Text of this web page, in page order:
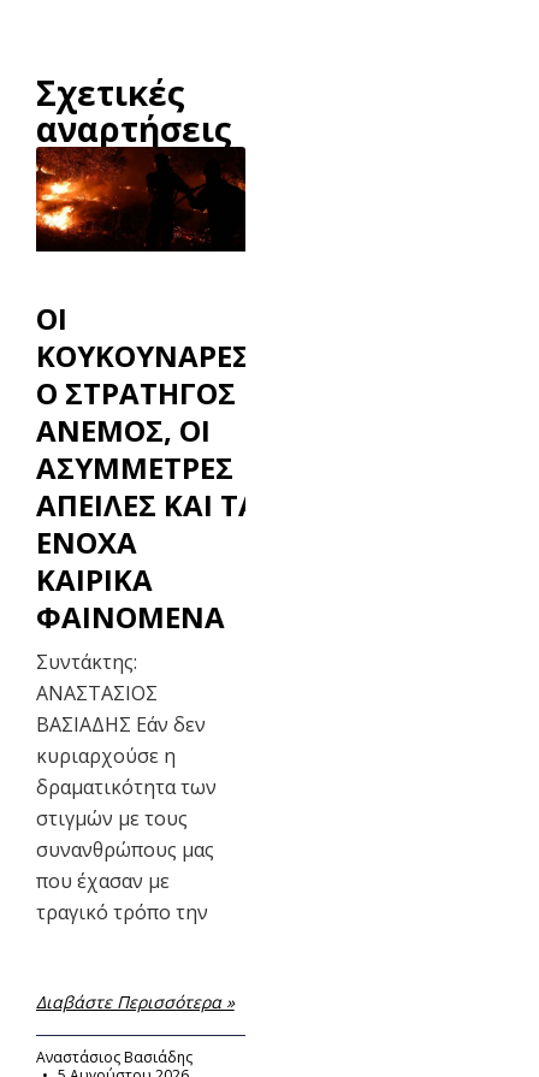
Σχετικές
αναρτήσεις
ΟΙ
ΚΟΥΚΟΥΝΑΡΕΣ,
Ο ΣΤΡΑΤΗΓΟΣ
ΑΝΕΜΟΣ, ΟΙ
ΑΣΥΜΜΕΤΡΕΣ
ΑΠΕΙΛΕΣ ΚΑΙ ΤΑ
ΕΝΟΧΑ
ΚΑΙΡΙΚΑ
ΦΑΙΝΟΜΕΝΑ
Συντάκτης:
ΑΝΑΣΤΑΣΙΟΣ
ΒΑΣΙΑΔΗΣ Εάν δεν
κυριαρχούσε η
δραματικότητα των
στιγμών με τους
συνανθρώπους μας
που έχασαν με
τραγικό τρόπο την
Διαβάστε Περισσότερα »
Αναστάσιος Βασιάδης